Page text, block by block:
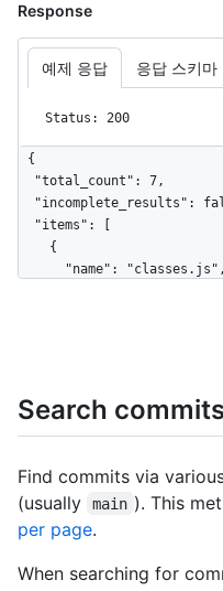
Response
예제 응답 응답 스키마
Status: 200
{
      "html_url":
"https://github.com/jquery/
        "id": 167174,
        "name": "jquery",
        "full_name": "jquery/jquery",
          "login": "jquery",
Search
Find commits via
(usually
main ). This
per page.
When searching for